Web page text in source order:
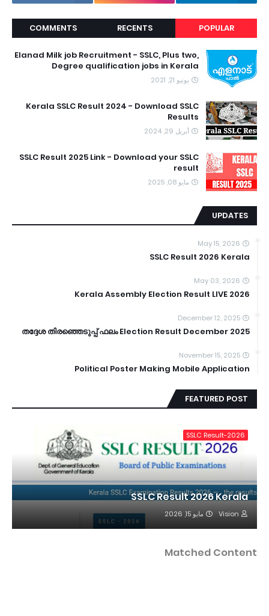
POPULAR
RECENTS
COMMENTS
Elanad Milk job Recruitment - SSLC, Plus two,
Degree qualification jobs in Kerala
يونيو 21, 2021
Kerala SSLC Result 2024 - Download SSLC
Results
أبريل 29, 2024
SSLC Result 2025 Link - Download your SSLC
result
مايو 08, 2025
UPDATES
May 15, 2026
SSLC Result 2026 Kerala
May 03, 2026
Kerala Assembly Election Result LIVE 2026
December 12, 2025
തദ്ദേശ തിരഞ്ഞെടുപ്പ് ഫലം Election Result December 2025
November 15, 2025
Political Poster Making Mobile Application
FEATURED POST
SSLC Result-2026
SSLC Result 2026 Kerala
Vision مايو 15, 2026
Matched Content